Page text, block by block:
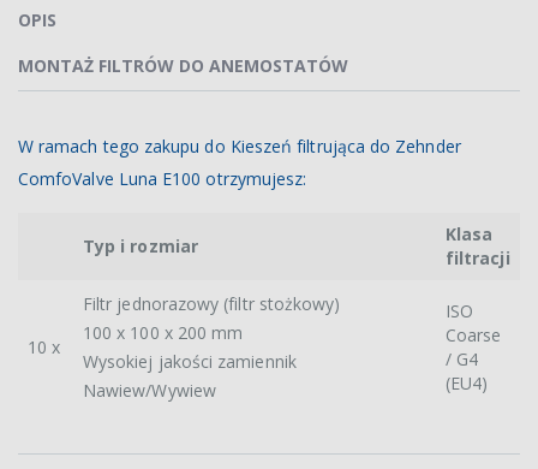
OPIS
MONTAŻ FILTRÓW DO ANEMOSTATÓW
W ramach tego zakupu do Kieszeń filtrująca do Zehnder
ComfoValve Luna E100 otrzymujesz:
Typ i rozmiar
Klasa
filtracji
10 x
Filtr jednorazowy (filtr stożkowy)
100 x 100 x 200 mm
Wysokiej jakości zamiennik
Nawiew/Wywiew
ISO
Coarse
/ G4
(EU4)